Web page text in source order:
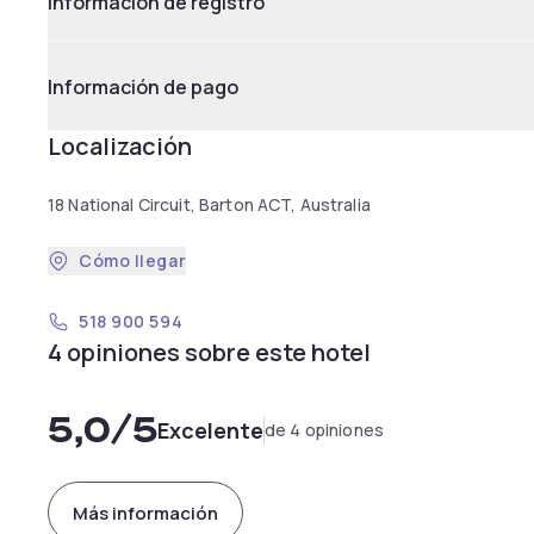
Información de pago
Localización
18 National Circuit, Barton ACT, Australia
Cómo llegar
518 900 594
4 opiniones sobre este hotel
5,0/5Excelentede 4 opiniones
Más información